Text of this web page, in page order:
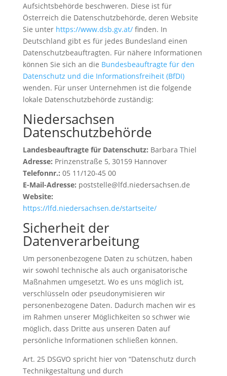
K
Aufsichtsbehörde beschweren. Diese ist für
Österreich die Datenschutzbehörde, deren Website
Sie unter https://www.dsb.gv.at/finden. In
Deutschland gibt es für jedes Bundesland einen
Datenschutzbeauftragten. Für nähere Informationen
können Sie sich an die Bundesbeauftragte für den
Datenschutz und die Informationsfreiheit (BfDI)
wenden. Für unser Unternehmen ist die folgende
lokale Datenschutzbehörde zuständig:
Niedersachsen
Datenschutzbehörde
Landesbeauftragte für Datenschutz: Barbara Thiel
Adresse: Prinzenstraße 5, 30159 Hannover
Telefonnr.: 05 11/120-45 00
E-Mail-Adresse: poststelle@lfd.niedersachsen.de
Website:
https://lfd.niedersachsen.de/startseite/
Sicherheit der
Datenverarbeitung
Um personenbezogene Daten zu schützen, haben
wir sowohl technische als auch organisatorische
Maßnahmen umgesetzt. Wo es uns möglich ist,
verschlüsseln oder pseudonymisieren wir
personenbezogene Daten. Dadurch machen wir es
im Rahmen unserer Möglichkeiten so schwer wie
möglich, dass Dritte aus unseren Daten auf
persönliche Informationen schließen können.
Art. 25 DSGVO spricht hier von “Datenschutz durch
Technikgestaltung und durch